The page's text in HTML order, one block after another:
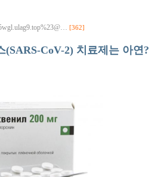
[362]
(SARS-CoV-2) 치료제는 아연?